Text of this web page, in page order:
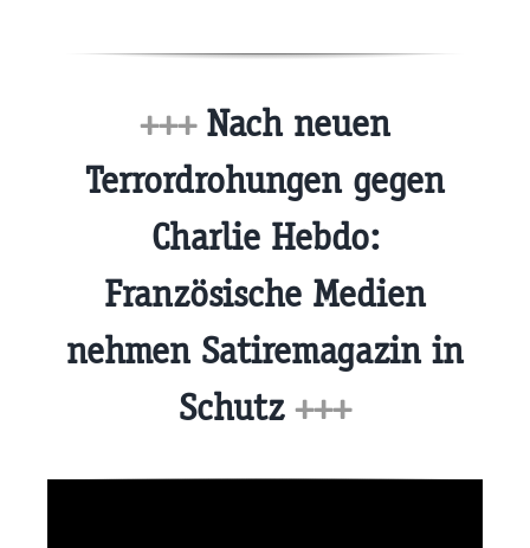
+++Nach neuen
Terrordrohungen gegen
Charlie Hebdo:
Französische Medien
nehmen Satiremagazin in
Schutz +++